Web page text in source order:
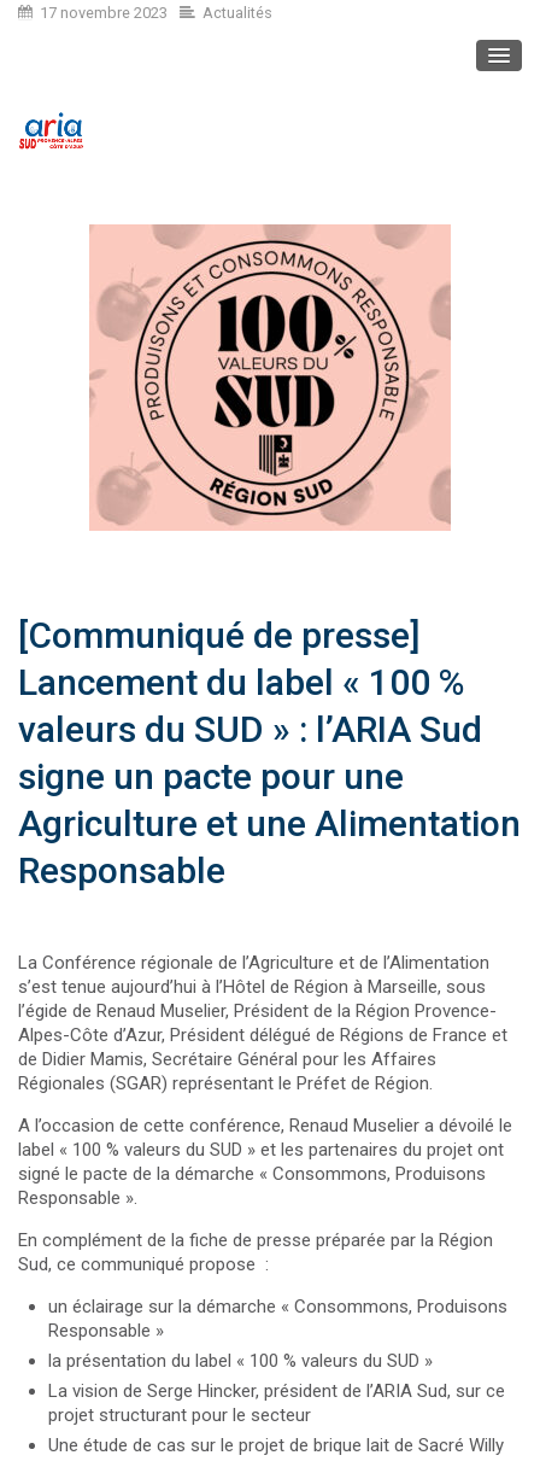
17 novembre 2023 Actualités
[Communiqué de presse]
Lancement du label « 100 %
valeurs du SUD » : l’ARIA Sud
signe un pacte pour une
Agriculture et une Alimentation
Responsable
La Conférence régionale de l’Agriculture et de l’Alimentation
s’est tenue aujourd’hui à l’Hôtel de Région à Marseille, sous
l’égide de Renaud Muselier, Président de la Région Provence-
Alpes-Côte d’Azur, Président délégué de Régions de France et
de Didier Mamis, Secrétaire Général pour les Affaires
Régionales (SGAR) représentant le Préfet de Région.
A l’occasion de cette conférence, Renaud Muselier a dévoilé le
label « 100 % valeurs du SUD » et les partenaires du projet ont
signé le pacte de la démarche « Consommons, Produisons
Responsable ».
En complément de la fiche de presse préparée par la Région
Sud, ce communiqué propose :
un éclairage sur la démarche « Consommons, Produisons
Responsable »
la présentation du label « 100 % valeurs du SUD »
La vision de Serge Hincker, président de l’ARIA Sud, sur ce
projet structurant pour le secteur
Une étude de cas sur le projet de brique lait de Sacré Willy